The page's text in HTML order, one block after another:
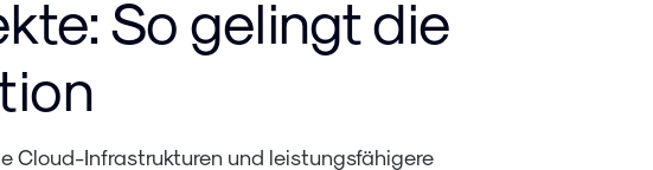
So gelingt die
Cloud-Infrastrukturen und leistungsfähigere